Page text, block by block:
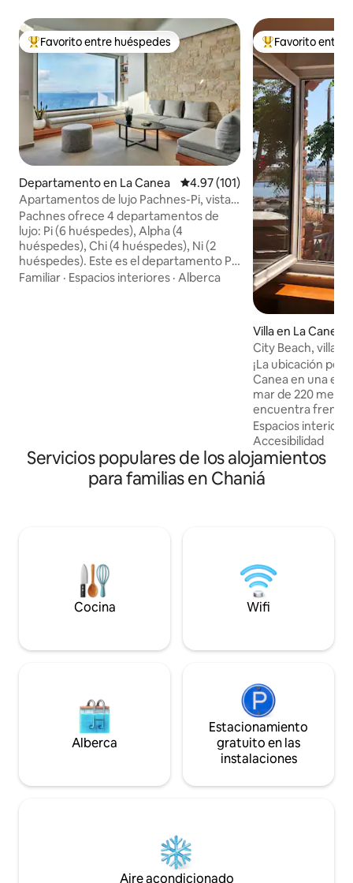
De los mejores en Favorito entre huéspedes
Favorito entre huéspedes
Departamento en La Canea Calificación promedio: 4.97 de
4.97 (101)
Apartamentos de lujo Pachnes-Pi, vistas
al mar, piscina climatizada
Pachnes ofrece 4 departamentos de
lujo: Pi (6 huéspedes), Alpha (4
huéspedes), Chi (4 huéspedes), Ni (2
huéspedes). Este es el departamento Pi
con 2 camas tamaño king en 2
para los cuatro departamentos.
Familiar · Espacios interiores · Alberca
De los mejores
Favorito entre
Villa en La Canea
City Beach, villa
LiVING STORiES
¡La ubicación
Canea en una
mar de 220
encuentra frente
bandera azul de
pública
la terraza
de la puesta de
hermosas del
pie.
Espacios
Accesibilidad
Servicios populares de los alojamientos
para familias en Chaniá
Cocina Wifi
Alberca
Estacionamiento
gratuito en las
instalaciones
Aire acondicionado